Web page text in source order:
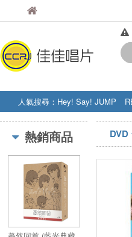
佳
人氣搜尋： Hey! Say! JUMP
STRAY KIDS
盧廣仲 周杰伦
熱銷商品 DVD